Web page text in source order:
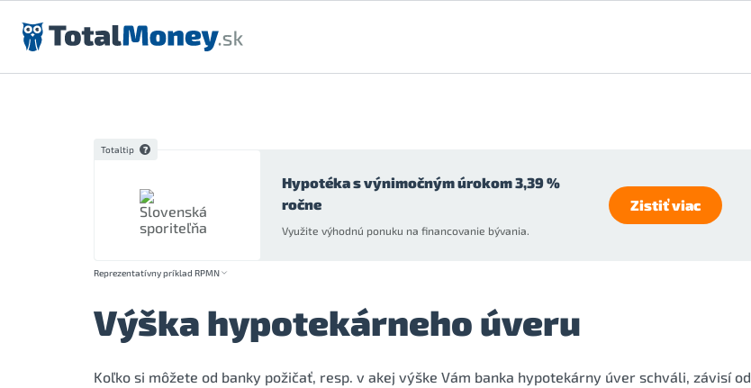
Preskočiť na obsah
Totaltip
Hypotéka s výnimočným úrokom 3,39 %
ročne
Využite výhodnú ponuku na financovanie bývania.
Zistiť viac
Reprezentatívny príklad RPMN
Výška hypotekárneho úveru
Koľko si môžete od banky požičať, resp. v akej výške Vám banka hypotekárny úver schváli, závisí od